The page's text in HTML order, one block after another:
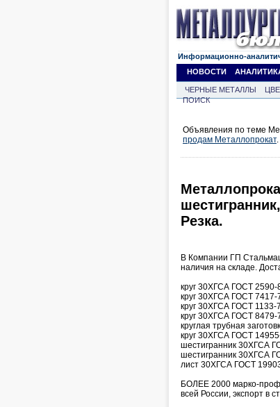
Информационно-
НОВОСТИ
ЧЕРНЫЕ МЕТАЛЛЫ
ПОИСК
Объявления по теме
продам Металлопрокат.
Резка.
В Компании ГП
наличия на складе.
круг 30ХГСА ГОСТ 2590-
круг 30ХГСА ГОСТ 7417-
круг 30ХГСА ГОСТ 1133-
круг 30ХГСА ГОСТ 8479-
круглая трубная
круг 30ХГСА ГОСТ
шестигранник 30ХГСА
шестигранник 30ХГСА
лист 30ХГСА ГОСТ
БОЛЕЕ 2000 марко-
всей России, экспорт в